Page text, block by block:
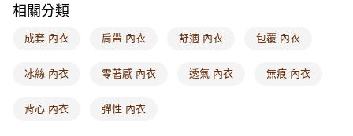
相關分類
成套 內衣 肩帶 內衣 舒適 內衣 包覆 內衣
冰絲 內衣 零著感 內衣 透氣 內衣 無痕 內衣
背心 內衣 彈性 內衣